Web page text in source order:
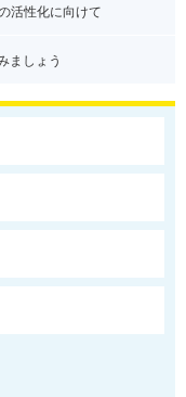
活性化に向けて
ましょう